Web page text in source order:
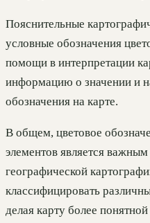
Пояснительные
условные обозначения
помощи в интерпретации
информацию о значении и
обозначения на карте.
В общем, цветовое
элементов является
географической
классифицировать
делая карту более